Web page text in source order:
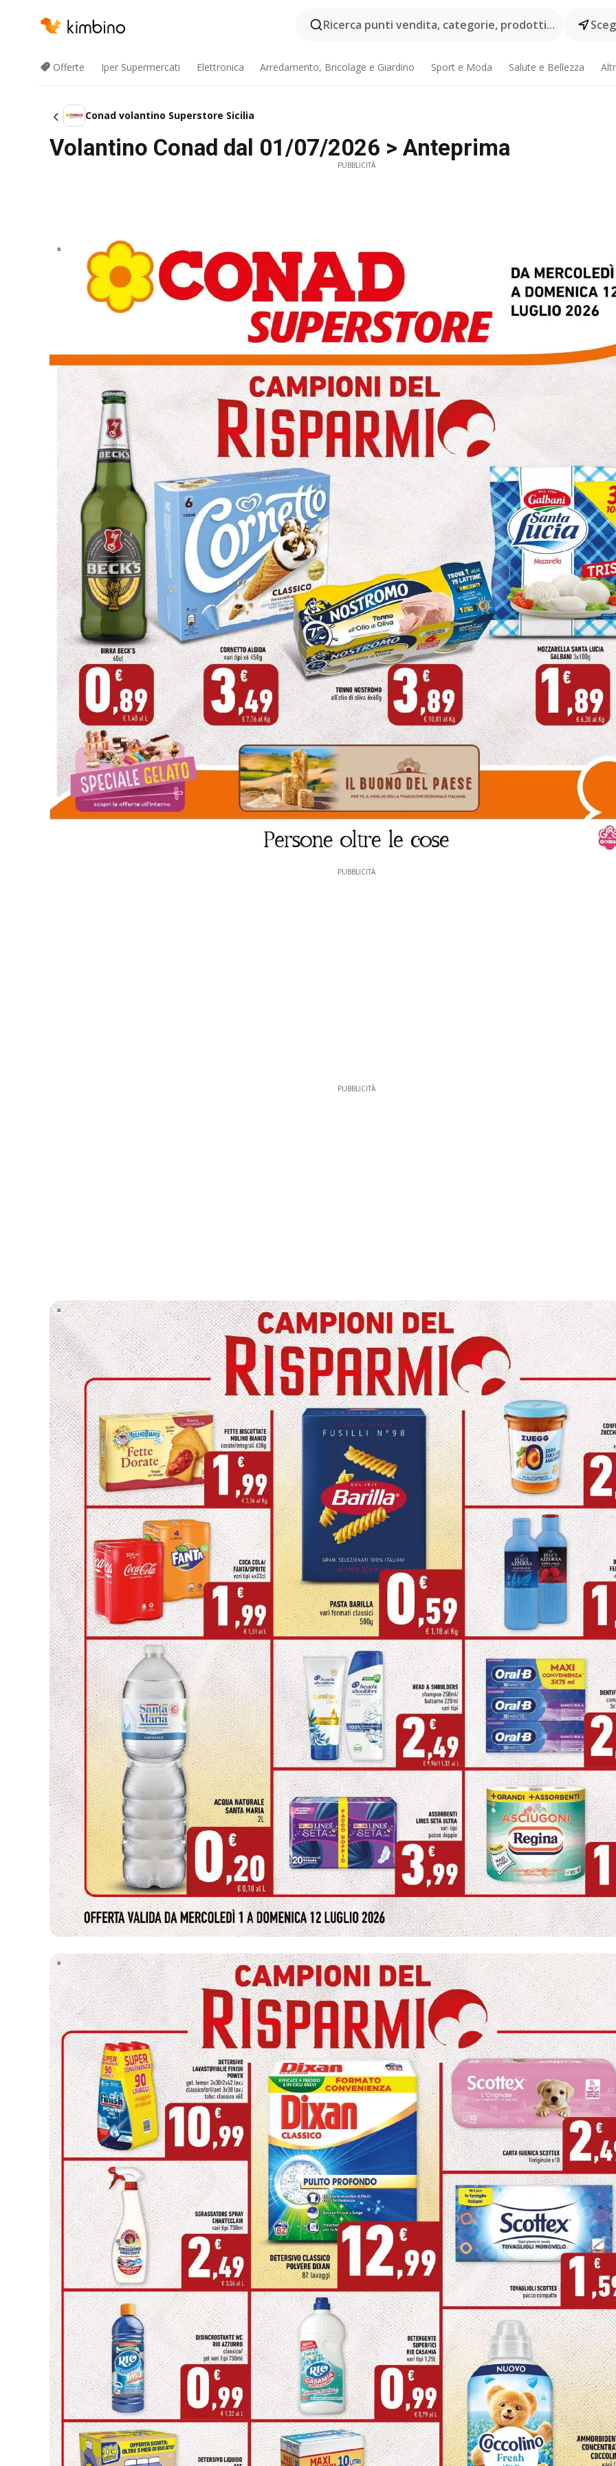
Ricerca punti vendita, categorie, prodotti...
Offerte Iper Supermercati Elettronica Arredamento, Bricolage e Giardino Sport e Moda Salute e Bellezza
Conad volantino Superstore Sicilia
Volantino Conad dal 01/07/2026 > Anteprima
PUBBLICITÀ
PUBBLICITÀ
PUBBLICITÀ